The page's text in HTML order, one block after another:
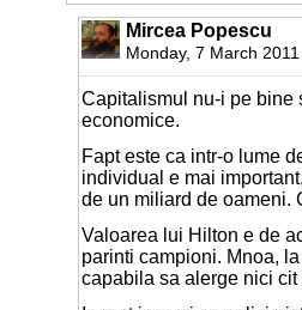
Mircea Popescu
Monday, 7 March 2011
Capitalismul nu-i pe bine
economice.
Fapt este ca intr-o lume
individual e mai
de un miliard de oameni.
Valoarea lui Hilton e de
parinti campioni. Mnoa,
capabila sa alerge nici